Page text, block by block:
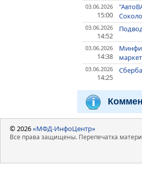
03.06.2026
15:00
03.06.2026
14:52
03.06.2026
14:38
03.06.2026
14:25
© 2026«МФД-ИнфоЦентр»
Все права защищены. Перепечатка